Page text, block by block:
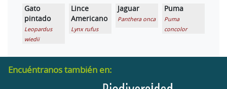
Gato
pintado
Leopardus
wiedii
Lince
Americano
Lynx rufus
Jaguar
Panthera onca
Puma
Puma
concolor
Encuéntranos también en: